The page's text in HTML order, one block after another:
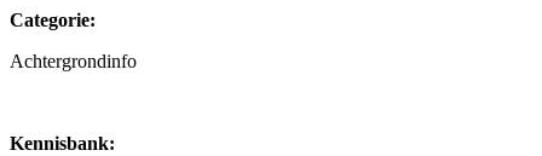
Categorie:
Achtergrondinfo
Kennisbank: